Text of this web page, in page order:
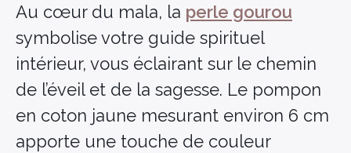
Au cœur du mala, la perle gourou
symbolise votre guide spirituel
intérieur, vous éclairant sur le chemin
de l’éveil et de la sagesse. Le pompon
en coton jaune mesurant environ 6 cm
apporte une touche de couleur